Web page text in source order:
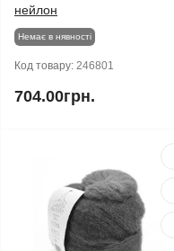
нейлон
Немає в нявності
Код товару: 246801
704.00грн.